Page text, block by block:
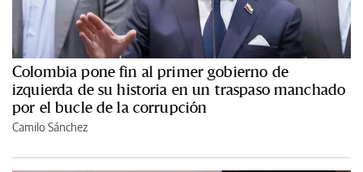
Colombia pone fin al primer gobierno de
izquierda de su historia en un traspaso manchado
por el bucle de la corrupción
Camilo Sánchez